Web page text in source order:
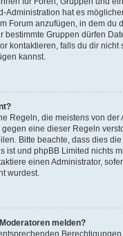
Administration hat es
Forum anzufügen, in dem du
bestimmte Gruppen dürfen
kontaktieren, falls du dir nicht
kannst.
Regeln, die meistens von der
eine dieser Regeln
Bitte beachte, dass dies
ist und phpBB Limited nichts
einen Administrator,
wurdest.
melden?
Berechtigungen